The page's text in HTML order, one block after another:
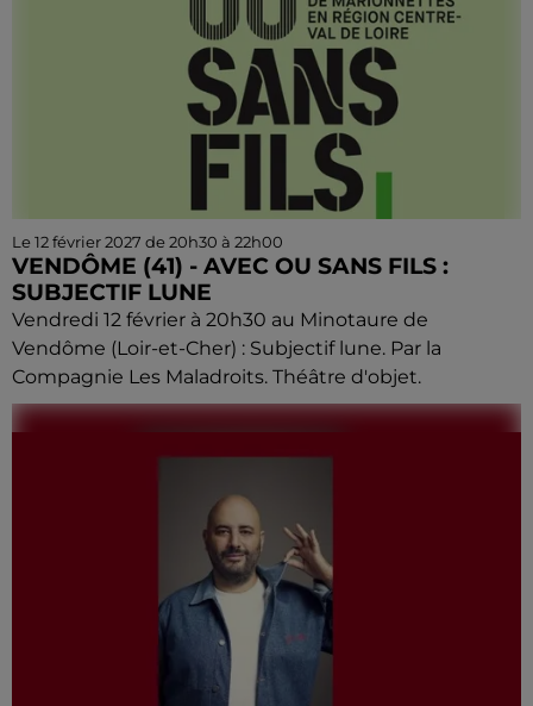
Le 12 février 2027 de 20h30 à 22h00
VENDÔME (41) - AVEC OU SANS FILS :
SUBJECTIF LUNE
Vendredi 12 février à 20h30 au Minotaure de
Vendôme (Loir-et-Cher) : Subjectif lune. Par la
Compagnie Les Maladroits. Théâtre d'objet.